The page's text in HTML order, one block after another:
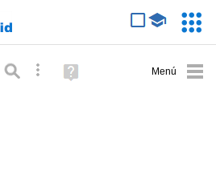
Búsqueda avanzada
Ayuda
(en